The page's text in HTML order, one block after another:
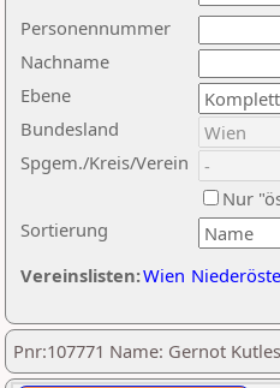
Nachname
Ebene
Sortierung
Personennummer
Bundesland
Spgem./Kreis/Verein
Nur
Vereinslisten:Wien
Pnr:107771 Name: Gernot